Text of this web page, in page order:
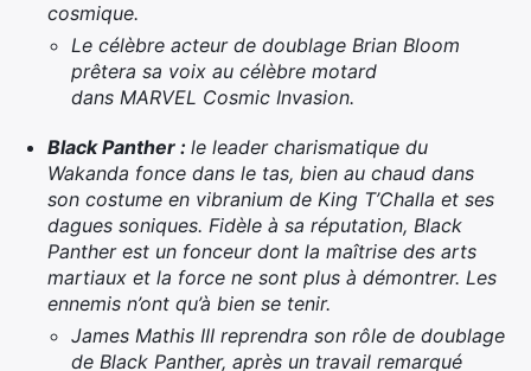
cosmique.
Le célèbre acteur de doublage Brian Bloom
prêtera sa voix au célèbre motard
dans MARVEL Cosmic Invasion.
Black Panther : le leader charismatique du
Wakanda fonce dans le tas, bien au chaud dans
son costume en vibranium de King T’Challa et ses
dagues soniques. Fidèle à sa réputation, Black
Panther est un fonceur dont la maîtrise des arts
martiaux et la force ne sont plus à démontrer. Les
ennemis n’ont qu’à bien se tenir.
James Mathis III reprendra son rôle de doublage
de Black Panther, après un travail remarqué